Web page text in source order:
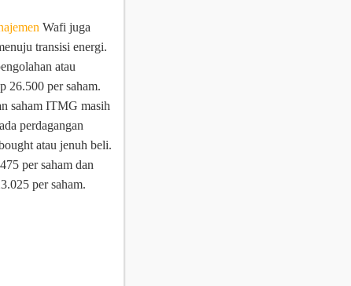
Wafi juga
transisi energi.
atau
26.500 per saham.
saham ITMG masih
perdagangan
atau jenuh beli.
per saham dan
per saham.